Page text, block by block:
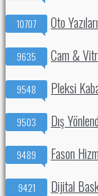
10707 Oto Yazıları
9635 Cam &
9548 Pleksi
9503 Dış
9489 Fason
9421 Dijital